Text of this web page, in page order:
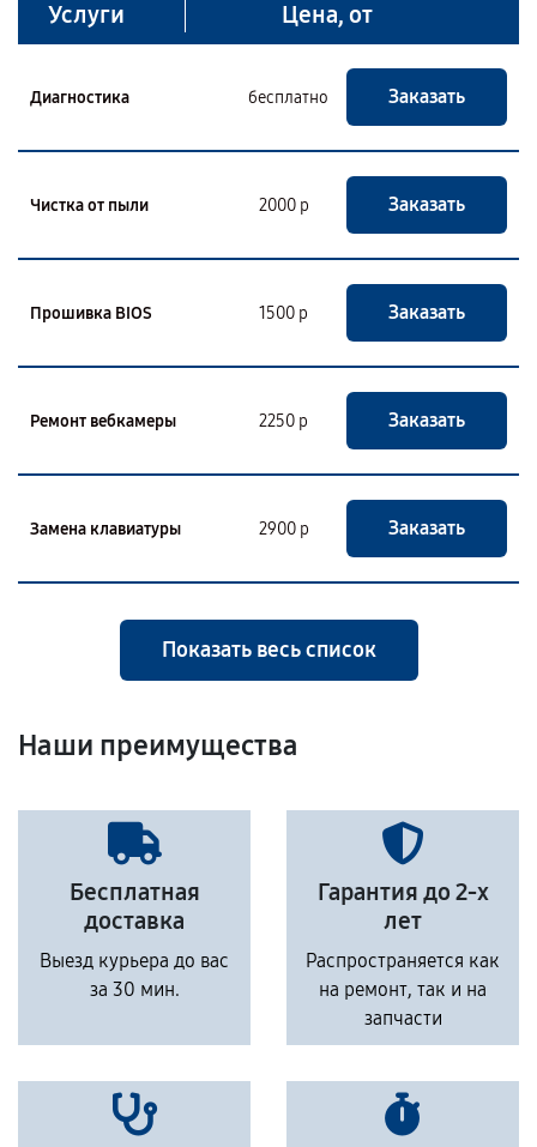
Услуги Цена, от
Диагностика бесплатно Заказать
Чистка от пыли 2000 р Заказать
Прошивка BIOS 1500 р Заказать
Ремонт вебкамеры 2250 р Заказать
Замена клавиатуры 2900 р Заказать
Показать весь список
Наши преимущества
Бесплатная
доставка
Выезд курьера до вас
за 30 мин.
Гарантия до 2-х
лет
Распространяется как
на ремонт, так и на
запчасти